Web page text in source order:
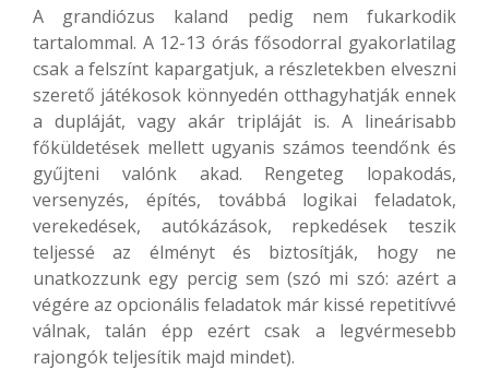
A grandiózus kaland pedig nem fukarkodik
tartalommal. A 12-13 órás fősodorral gyakorlatilag
csak a felszínt kapargatjuk, a részletekben elveszni
szerető játékosok könnyedén otthagyhatják ennek
a dupláját, vagy akár tripláját is. A lineárisabb
főküldetések mellett ugyanis számos teendőnk és
gyűjteni valónk akad. Rengeteg lopakodás,
versenyzés, építés, továbbá logikai feladatok,
verekedések, autókázások, repkedések teszik
teljessé az élményt és biztosítják, hogy ne
unatkozzunk egy percig sem (szó mi szó: azért a
végére az opcionális feladatok már kissé repetitívvé
válnak, talán épp ezért csak a legvérmesebb
rajongók teljesítik majd mindet).